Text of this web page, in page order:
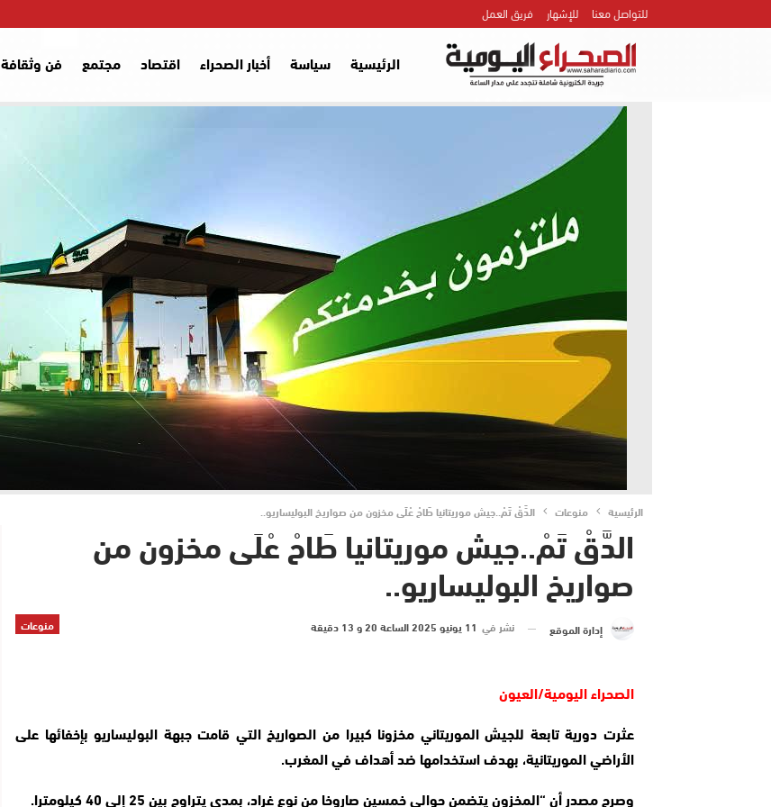
للتواصل معنا للإشهار فريق العمل
الرئيسية سياسة أخبار الصحراء اقتصاد مجتمع فن وثقافة
الرئيسية منوعات الدَّقْ تَمْ..جيش موريتانيا طَاحْ عْلَى مخزون من صواريخ البوليساريو..
الدَّقْ تَمْ..جيش موريتانيا طَاحْ عْلَى مخزون من
صواريخ البوليساريو..
منوعات إدارة الموقع نشر في 11 يونيو 2025 الساعة 20 و 13 دقيقة
الصحراء اليومية/العيون
عثرت دورية تابعة للجيش الموريتاني مخزونا كبيرا من الصواريخ التي قامت جبهة البوليساريو بإخفائها على
الأراضي الموريتانية، بهدف استخدامها ضد أهداف في المغرب.
وصرح مصدر أن “المخزون يتضمن حوالي خمسين صاروخا من نوع غراد، بمدى يتراوح بين 25 إلى 40 كيلومترا.